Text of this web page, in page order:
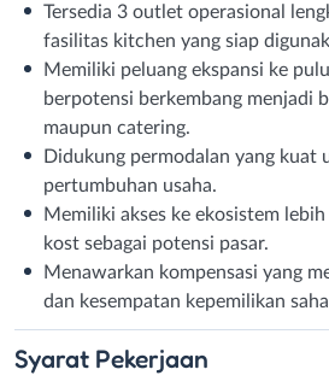
Tersedia 3 outlet operasional
fasilitas kitchen yang siap
Memiliki peluang ekspansi ke
berpotensi berkembang menjadi
maupun catering.
Didukung permodalan yang kuat
pertumbuhan usaha.
Memiliki akses ke ekosistem
kost sebagai potensi pasar.
Menawarkan kompensasi yang
dan kesempatan kepemilikan
Syarat Pekerjaan